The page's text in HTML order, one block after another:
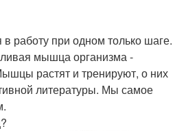
работу при одном только шаге.
мышца организма -
растят и тренируют, о них
литературы. Мы самое